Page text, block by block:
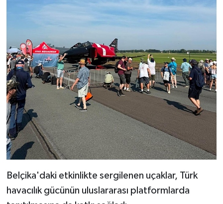
Belçika'daki etkinlikte sergilenen uçaklar, Türk
havacılık gücünün uluslararası platformlarda